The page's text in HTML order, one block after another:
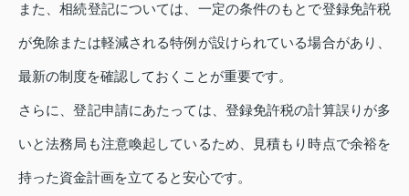
また、相続登記については、一定の条件のもとで登録免許税
が免除または軽減される特例が設けられている場合があり、
最新の制度を確認しておくことが重要です。
さらに、登記申請にあたっては、登録免許税の計算誤りが多
いと法務局も注意喚起しているため、見積もり時点で余裕を
持った資金計画を立てると安心です。